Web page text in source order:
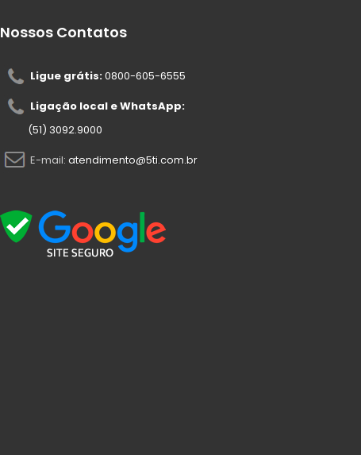
Nossos Contatos
Ligue grátis:0800-605-6555
Ligação local e WhatsApp:
(51) 3092.9000
E-mail: atendimento@5ti.com.br